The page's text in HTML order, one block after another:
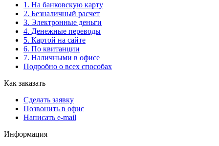
1. На банковскую карту
2. Безналичный расчет
3. Электронные деньги
4. Денежные переводы
5. Картой на сайте
6. По квитанции
7. Наличными в офисе
Подробно о всех способах
Как заказать
Сделать заявку
Позвонить в офис
Написать e-mail
Информация